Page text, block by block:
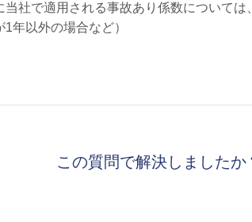
社で適用される事故あり係数については
年以外の場合など）
この質問で解決しましたか